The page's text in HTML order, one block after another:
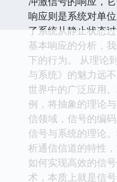
响应则是系统对单
了系统从静止状态
基本响应的分析，
下的行为。 从理论
与系统》的魅力远
世界中的广泛应用
例，将抽象的理论
信领域，信号的编
信号与系统的理论
析通信信道的特性
如何实现高效的信
术，本质上就是信